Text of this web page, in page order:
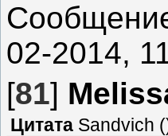
02-2014,
[81]
Цитата Sandvich (